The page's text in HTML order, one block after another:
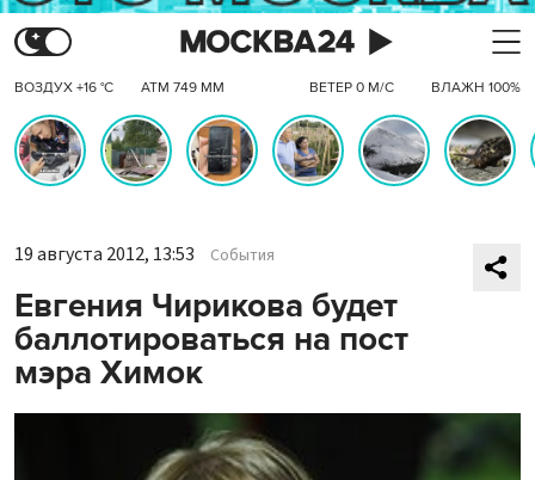
ВОЗДУХ +16 °C АТМ 749 ММ ВЕТЕР 0 М/С ВЛАЖН 100%
19 августа 2012, 13:53 События
Евгения Чирикова будет
баллотироваться на пост
мэра Химок